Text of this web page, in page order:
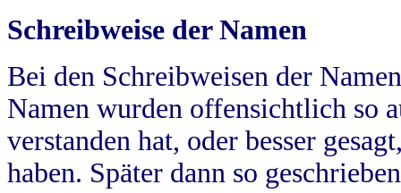
Schreibweise der Namen
Bei den Schreibweisen der
Namen wurden offensichtlich so
verstanden hat, oder besser
haben. Später dann so